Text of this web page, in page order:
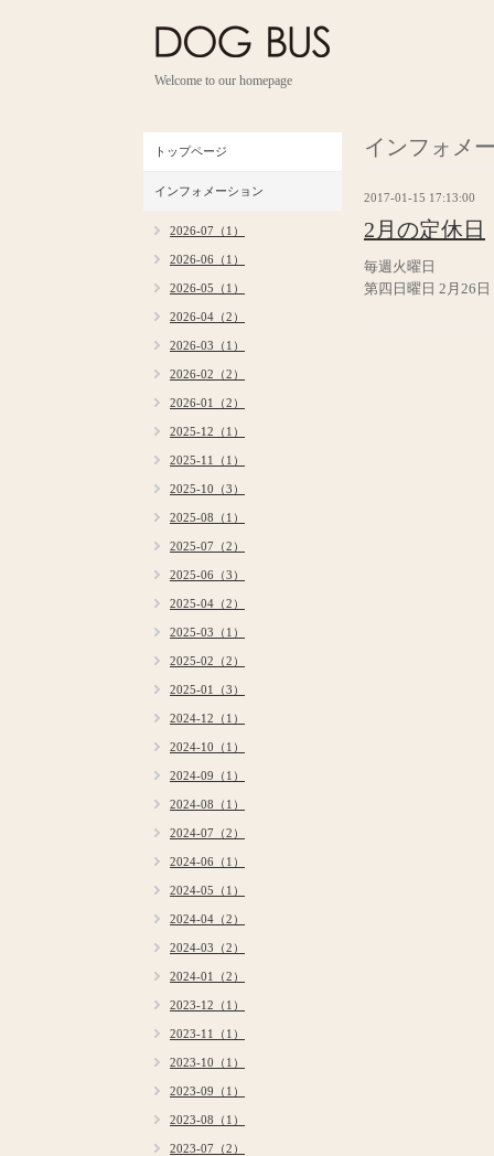
Welcome to our homepage
インフォメ
2017-01-15 17:13:00
2月の定休日
毎週火曜日
第四日曜日 2月26日
トップページ
インフォメーション
2026-07（1）
2026-06（1）
2026-05（1）
2026-04（2）
2026-03（1）
2026-02（2）
2026-01（2）
2025-12（1）
2025-11（1）
2025-10（3）
2025-08（1）
2025-07（2）
2025-06（3）
2025-04（2）
2025-03（1）
2025-02（2）
2025-01（3）
2024-12（1）
2024-10（1）
2024-09（1）
2024-08（1）
2024-07（2）
2024-06（1）
2024-05（1）
2024-04（2）
2024-03（2）
2024-01（2）
2023-12（1）
2023-11（1）
2023-10（1）
2023-09（1）
2023-08（1）
2023-07（2）